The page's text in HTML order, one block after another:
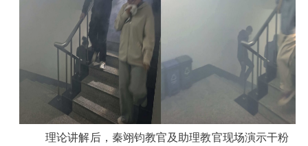
理论讲解后，秦翊钧教官及助理教官现场演示干粉